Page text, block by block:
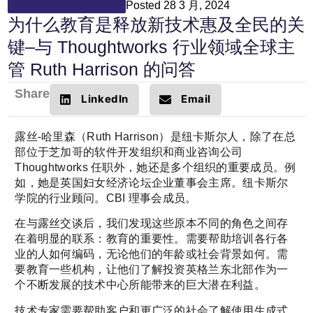
Posted 28 3 月, 2024
为什么教育是释放新技术惠及全民的关
键–与 Thoughtworks 行业领域全球主
管 Ruth Harrison 的问答
Share LinkedIn Email
露丝-哈里森（Ruth Harrison）是纽卡斯尔人，除了在总
部位于芝加哥的软件开发组织和商业咨询公司
Thoughtworks 任职外，她还是多个组织的重要成员。例
如，她是英国妇女经济论坛企业董事会主席。纽卡斯尔
学院的行业顾问。CBI 理事会成员。
在与露丝交谈后，我们发现这些原本不同的角色之间存
在着明显的联系：教育的重要性。需要帮助培训各行各
业的人如何编码，无论他们的年龄或社会背景如何。需
要教育一些机构，让他们了解投资英格兰东北部作为一
个不断发展的技术中心所能带来的巨大潜在利益。
技术专家需要帮助客户和更广泛的社会了解使用生成式